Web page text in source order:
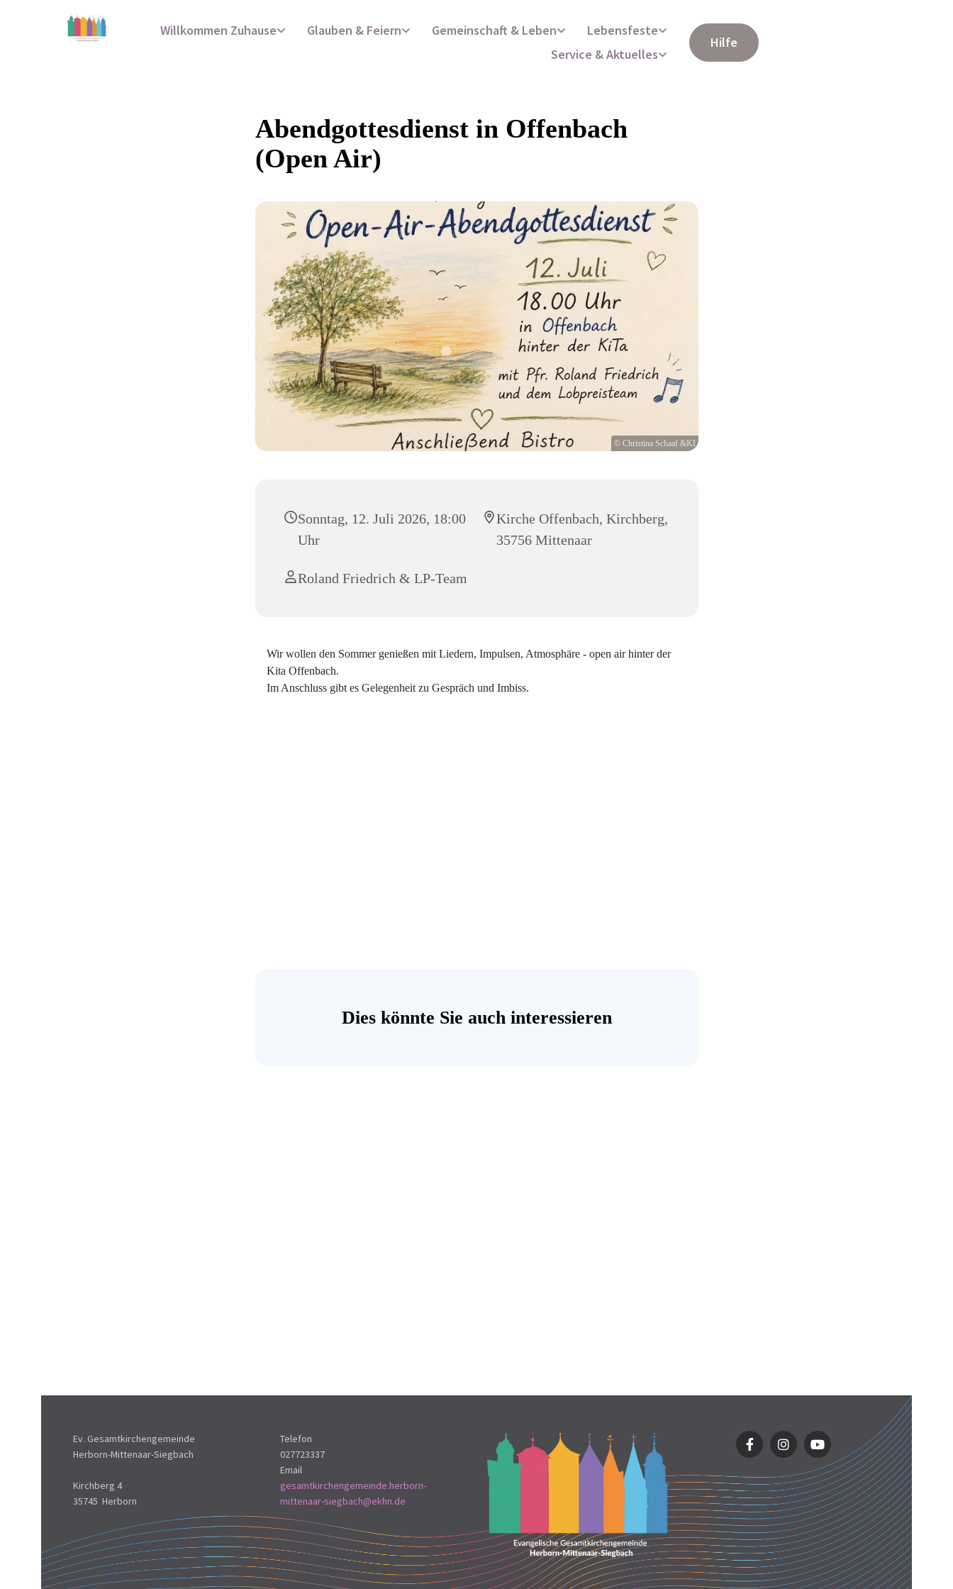
Willkommen Zuhause Glauben & Feiern Gemeinschaft & Leben
Lebensfeste
Service & Aktuelles
Hilfe
Abendgottesdienst in Offenbach
(Open Air)
© Christina Schaaf &KI
Sonntag, 12. Juli 2026, 18:00
Uhr
Kirche Offenbach, Kirchberg,
35756 Mittenaar
Roland Friedrich & LP-Team
Wir wollen den Sommer genießen mit Liedern, Impulsen, Atmosphäre - open air hinter der
Kita Offenbach.
Im Anschluss gibt es Gelegenheit zu Gespräch und Imbiss.
Dies könnte Sie auch interessieren
Ev. Gesamtkirchengemeinde
Herborn-Mittenaar-Siegbach
Kirchberg 4
35745 Herborn
Telefon
027723337
Email
gesamtkirchengemeinde.herborn-
mittenaar-siegbach@ekhn.de